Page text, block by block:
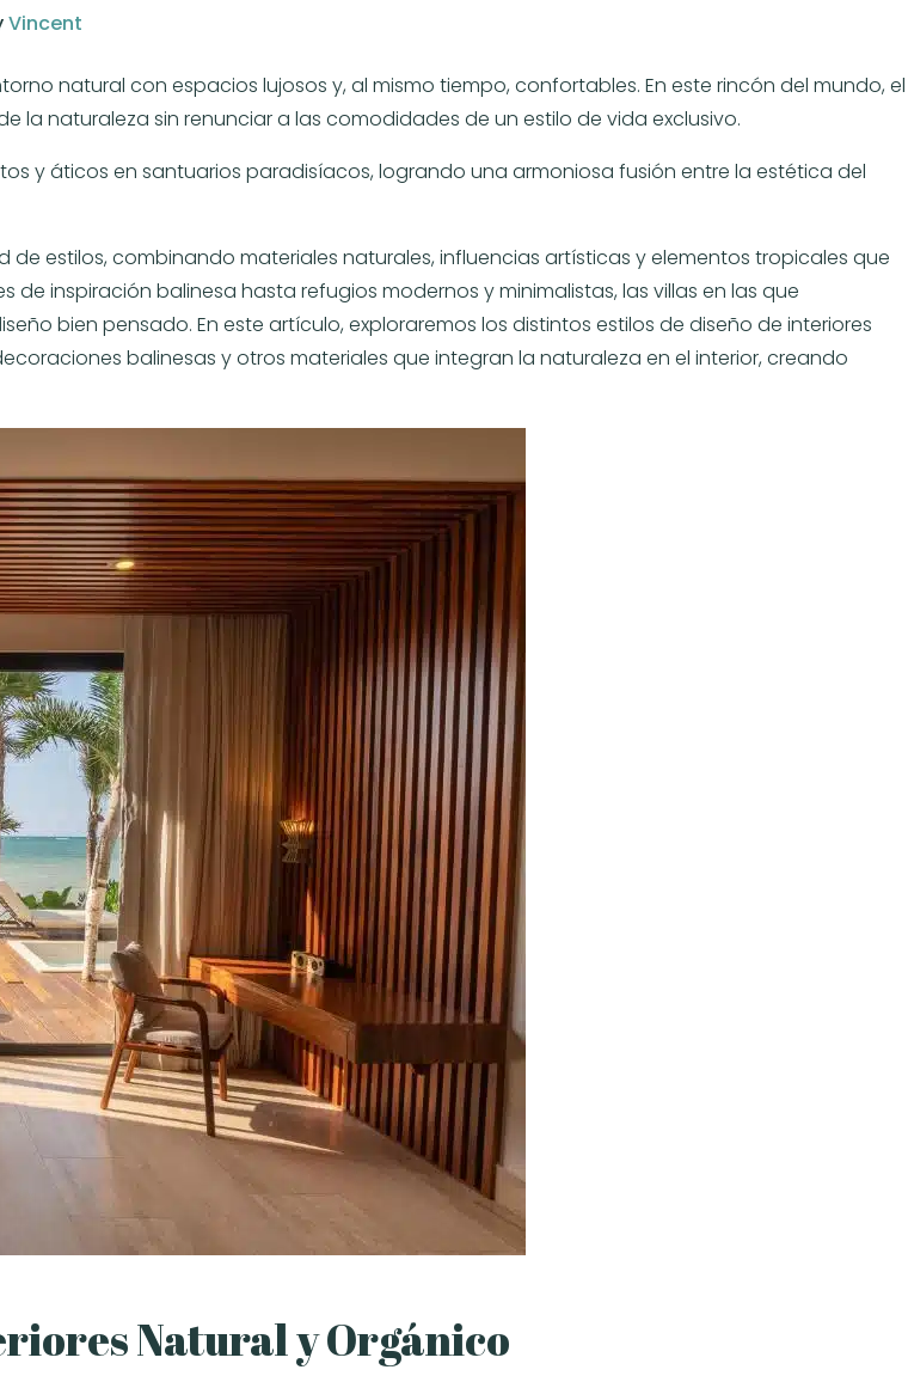
Vincent
natural con espacios lujosos y, al mismo tiempo, confortables. En este rincón del mundo, el
la naturaleza sin renunciar a las comodidades de un estilo de vida exclusivo.
y áticos en santuarios paradisíacos, logrando una armoniosa fusión entre la estética del
estilos, combinando materiales naturales, influencias artísticas y elementos tropicales que
inspiración balinesa hasta refugios modernos y minimalistas, las villas en las que
bien pensado. En este artículo, exploraremos los distintos estilos de diseño de interiores
balinesas y otros materiales que integran la naturaleza en el interior, creando
Natural y Orgánico